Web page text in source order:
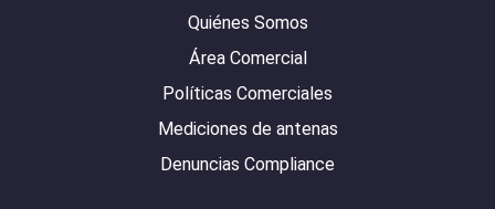
Quiénes Somos
Área Comercial
Políticas Comerciales
Mediciones de antenas
Denuncias Compliance